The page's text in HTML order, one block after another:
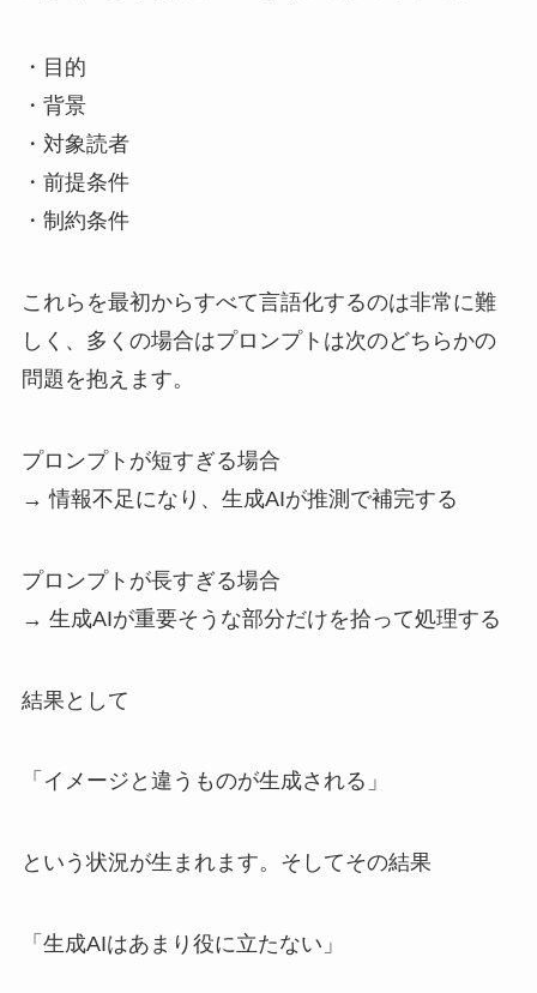
・目的
・背景
・対象読者
・前提条件
・制約条件
これらを最初からすべて言語化するのは非常に難
しく、多くの場合はプロンプトは次のどちらかの
問題を抱えます。
プロンプトが短すぎる場合
→ 情報不足になり、生成AIが推測で補完する
プロンプトが長すぎる場合
→ 生成AIが重要そうな部分だけを拾って処理する
結果として
「イメージと違うものが生成される」
という状況が生まれます。そしてその結果
「生成AIはあまり役に立たない」